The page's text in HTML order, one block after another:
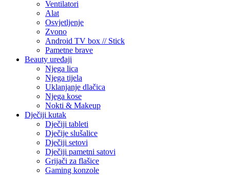
Ventilatori
Alat
Osvjetljenje
Zvono
Android TV box // Stick
Pametne brave
Beauty uređaji
Njega lica
Njega tijela
Uklanjanje dlačica
Njega kose
Nokti & Makeup
Dječiji kutak
Dječiji tableti
Dječije slušalice
Dječiji setovi
Dječiji pametni satovi
Grijači za flašice
Gaming konzole